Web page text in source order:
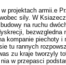
projektach armii.e
sily. W
na ruchu
bezwzgledna
kompa­nie piechoty i
tu rannych
zu kraje tworzyly
nia w przepasci